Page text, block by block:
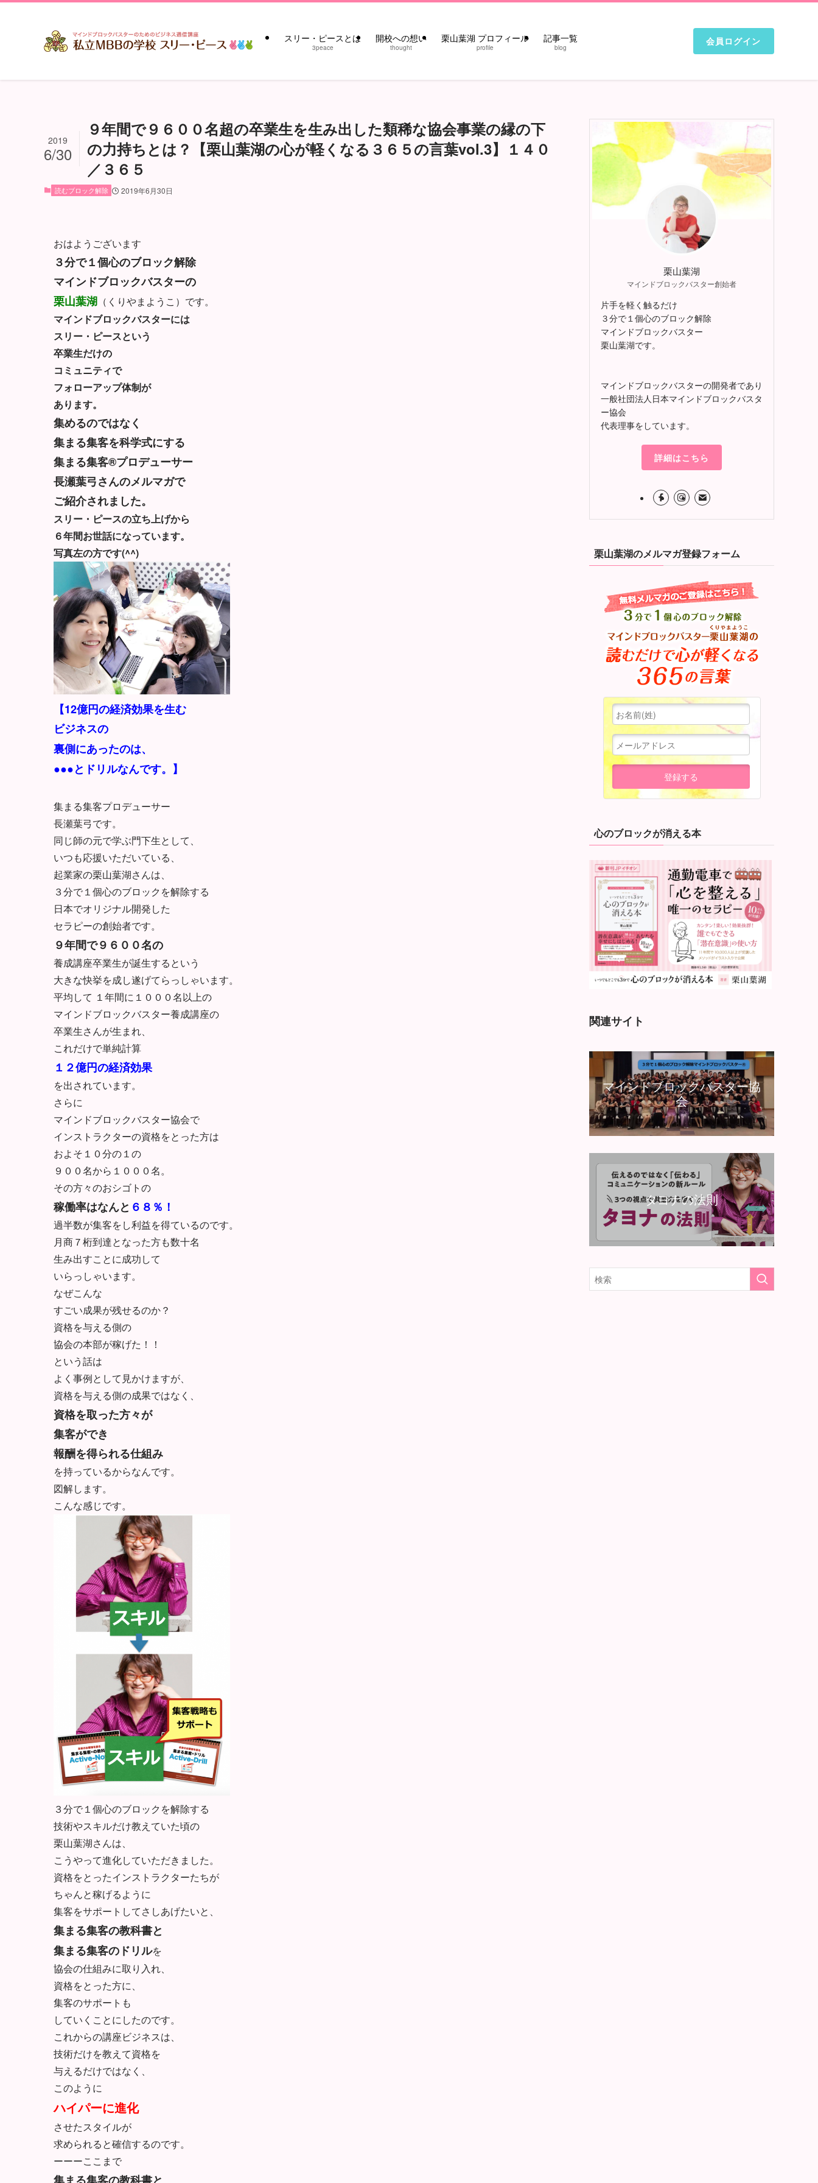
スリー・ピースとは
3peace
開校への想い
thought
栗山葉湖 プロフィール
profile
記事一覧
blog
会員ログイン
９年間で９６００名超の卒業生を生み出した類稀な協会事業の縁の下
の力持ちとは？【栗山葉湖の心が軽くなる３６５の言葉vol.3】１４０
／３６５
2019
6/30
読むブロック解除 2019年6月30日
おはようございます
３分で１個心のブロック解除
マインドブロックバスターの
栗山葉湖 （くりやまようこ）です。
マインドブロックバスターには
スリー・ピースという
卒業生だけの
コミュニティで
フォローアップ体制が
あります。
集めるのではなく
集まる集客を科学式にする
集まる集客®プロデューサー
長瀬葉弓さんのメルマガで
ご紹介されました。
スリー・ピースの立ち上げから
６年間お世話になっています。
写真左の方です(^^)
【12億円の経済効果を生む
ビジネスの
裏側にあったのは、
●●●とドリルなんです。】
集まる集客プロデューサー
長瀬葉弓です。
同じ師の元で学ぶ門下生として、
いつも応援いただいている、
起業家の栗山葉湖さんは、
３分で１個心のブロックを解除する
日本でオリジナル開発した
セラピーの創始者です。
９年間で９６００名の
養成講座卒業生が誕生するという
大きな快挙を成し遂げてらっしゃいます。
平均して １年間に１０００名以上の
マインドブロックバスター養成講座の
卒業生さんが生まれ、
これだけで単純計算
１２億円の経済効果
を出されています。
さらに
マインドブロックバスター協会で
インストラクターの資格をとった方は
およそ１０分の１の
９００名から１０００名。
その方々のおシゴトの
稼働率はなんと ６８％！
過半数が集客をし利益を得ているのです。
月商７桁到達となった方も数十名
生み出すことに成功して
いらっしゃいます。
なぜこんな
すごい成果が残せるのか？
資格を与える側の
協会の本部が稼げた！！
という話は
よく事例として見かけますが、
資格を与える側の成果ではなく、
資格を取った方々が
集客ができ
報酬を得られる仕組み
を持っているからなんです。
図解します。
こんな感じです。
３分で１個心のブロックを解除する
技術やスキルだけ教えていた頃の
栗山葉湖さんは、
こうやって進化していただきました。
資格をとったインストラクターたちが
ちゃんと稼げるように
集客をサポートしてさしあげたいと、
集まる集客の教科書と
集まる集客のドリルを
協会の仕組みに取り入れ、
資格をとった方に、
集客のサポートも
していくことにしたのです。
これからの講座ビジネスは、
技術だけを教えて資格を
与えるだけではなく、
このように
ハイパーに進化
させたスタイルが
求められると確信するのです。
ーーーここまで
栗山葉湖
マインドブロックバスター創始者
片手を軽く触るだけ
３分で１個心のブロック解除
マインドブロックバスター
栗山葉湖です。
マインドブロックバスターの開発者であり
一般社団法人日本マインドブロックバスタ
ー協会
代表理事をしています。
詳細はこちら
栗山葉湖のメルマガ登録フォーム
心のブロックが消える本
関連サイト
マインドブロックバスター協
会
タヨナの法則